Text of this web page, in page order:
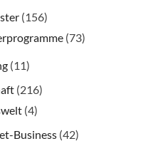
(156)
(73)
(11)
(216)
(4)
Business (42)